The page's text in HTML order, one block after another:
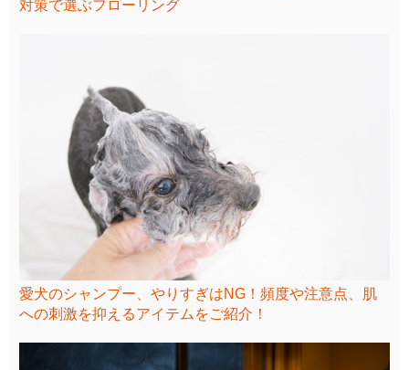
対策で選ぶフローリング
愛犬のシャンプー、やりすぎはNG！頻度や注意点、肌
への刺激を抑えるアイテムをご紹介！